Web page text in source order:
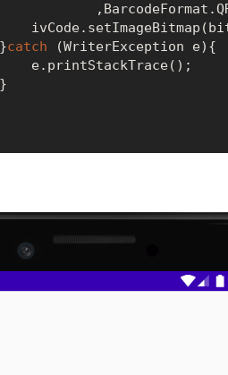
}
catch (WriterException e){